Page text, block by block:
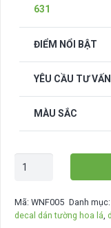
631
ĐIỂM NỔI BẬT
YÊU CẦU TƯ VẤN
MÀU SẮC
Decal
Hoa
Mã: WNF005 Danh
decal dán tường hoa lá